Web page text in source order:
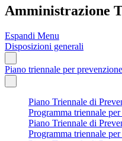
Amministrazione
Espandi Menu
Disposizioni generali
Piano triennale per
Piano Triennale di
Programma triennale
Piano Triennale di
Programma triennale